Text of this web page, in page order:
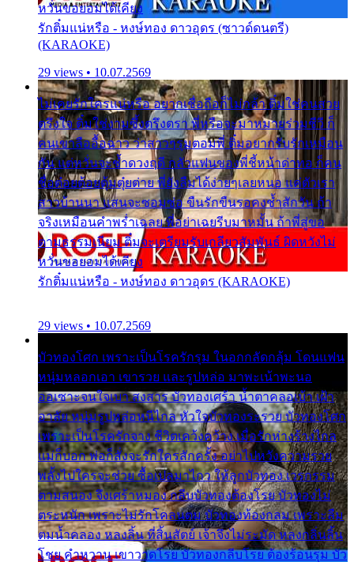
หวั่นขอยอมได้เคียง
รักติ๋มแน่หรือ - หงษ์ทอง ดาวอุดร (ซาวด์ดนตรี)
(KARAOKE)
29 views • 10.07.2569
ไม่เคยรักใครแน่หรือ อยากเชื่อถือก็ไม่กล้า ติ๋มใช่คนสวย
ตรึงใจ ติ๋มใช่งามซึ้งตรึงตรา พี่หรือจะมาหมายร่วมชีวี ก็
คนเขาลืออื้อฉาว ว่าสาวๆรุมตอมพี่ ติ๋มอยากรับรักเหมือน
กัน แต่หวั่นจะช้ำดวงฤดี กลัวแฟนของพี่ชี้หน้าด่าทอ ก็คน
ชื่อต๋อยต้อยตุ้มตุ๋ยต่าย พี่ยังลืมได้ง่ายๆเลยหนอ แค่ตัวเรา
สาวบ้านนา แสนจะซอมซ่อ ขืนรักขืนรอคงช้ำสักวัน ถ้า
จริงเหมือนคำพร่ำเฉลย พี่อย่าเฉยรีบมาหมั้น ถ้าพี่สู่ขอ
ตามธรรมเนียม ติ๋มจะเตรียมรับเกลียวสัมพันธ์ ผิดหวังไม่
หวั่นขอยอมได้เคียง
รักติ๋มแน่หรือ - หงษ์ทอง ดาวอุดร (KARAOKE)
29 views • 10.07.2569
บัวทองโศก เพราะเป็นโรครักรุม ในอกกลัดกลุ้ม โดนแฟน
หนุ่มหลอกเอา เขารวย และรูปหล่อ มาพะเน้าพะนอ
ออเซาะจนใจเบา สงสาร บัวทองเศร้า น้ำตาคลอเบ้า เฝ้า
อาลัย หนุ่มรูปหล่อหนีไกล หัวใจบัวทองระรวย บัวทองโศก
เพราะเป็นโรครักจาง ชีวิตเคว้งคว้าง เมื่อรักห่างร้างไกล
แม่ก็บอก พ่อก็สั่งจะรักใครสักครั้ง อย่าไปหวังความรวย
พลั้งไปใครจะช่วย ซื้อเปลมาไกว ให้ลูกบัวทอง เวรกรรม
ตามสนอง จึงเศร้าหมอง กลีบบัวทองต้องโรย บัวทองไม่
ตระหนัก เพราะไม่รักโคลนตม บัวทองท้องกลม เพราะลืม
ตมน้ำคลอง หลงลิ้น ที่สิ้นสัตย์ เจ้าจึงไม่ระมัด หลงกลิ่นลิ้น
โชย คำหวาน เขาวาดโรย บัวทองกลีบโรย ต้องร้อนรุม บัว